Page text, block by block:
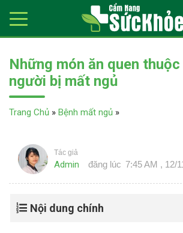
Những món ăn quen
người bị mất ngủ
Trang Chủ » Bệnh mất ngủ »
Tác giả
Admin đăng lúc 7:45 AM , 12/
Nội dung chính